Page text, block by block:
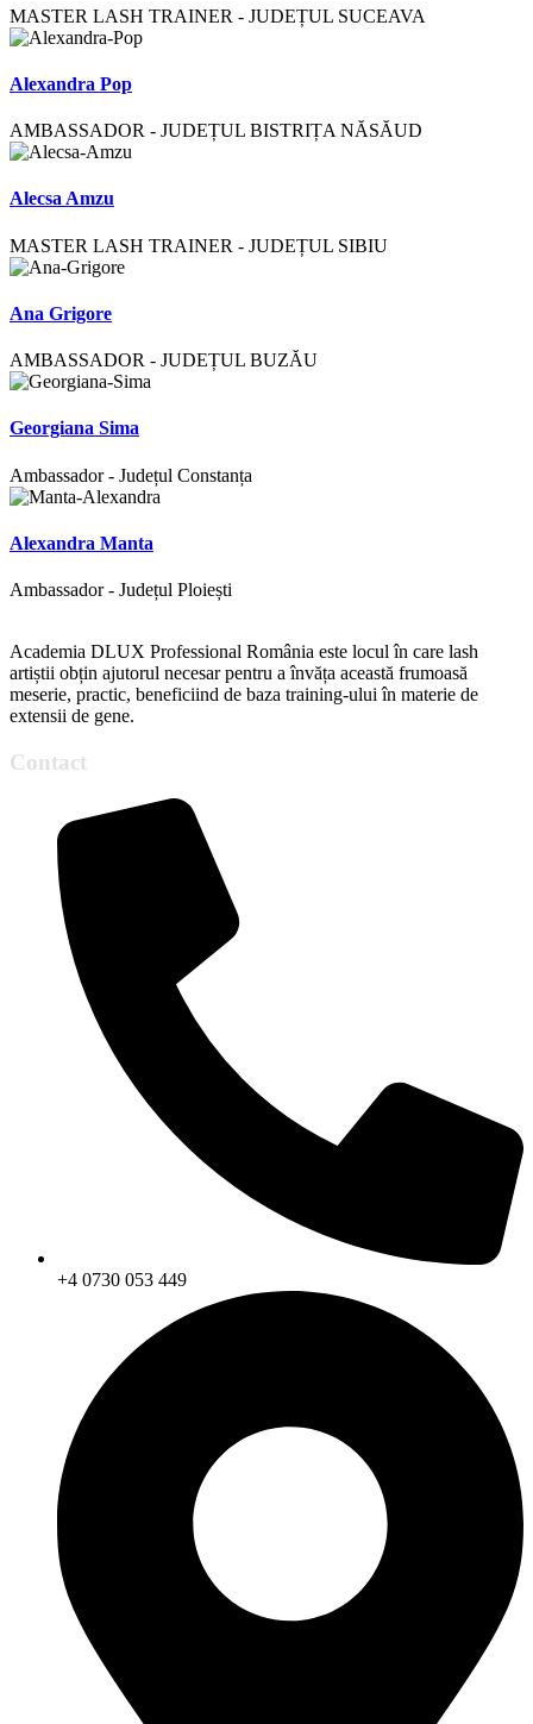
MASTER LASH TRAINER - JUDEȚUL SUCEAVA
Alexandra Pop
AMBASSADOR - JUDEȚUL BISTRIȚA NĂSĂUD
Alecsa Amzu
MASTER LASH TRAINER - JUDEȚUL SIBIU
Ana Grigore
AMBASSADOR - JUDEȚUL BUZĂU
Georgiana Sima
Ambassador - Județul Constanța
Alexandra Manta
Ambassador - Județul Ploiești
Academia DLUX Professional România este locul în care lash
artiștii obțin ajutorul necesar pentru a învăța această frumoasă
meserie, practic, beneficiind de baza training-ului în materie de
extensii de gene.
Contact
+4 0730 053 449